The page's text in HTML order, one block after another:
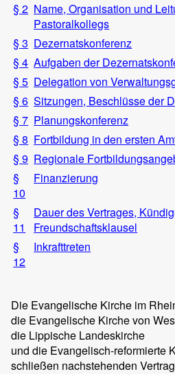
§ 2 Name, Organisation und
Pastoralkollegs
§ 3 Dezernatskonferenz
§ 4 Aufgaben der
§ 5 Delegation von
§ 6 Sitzungen, Beschlüsse der
§ 7 Planungskonferenz
§ 8 Fortbildung in den ersten
§ 9 Regionale
§
10
Finanzierung
§
11
Dauer des Vertrages,
Freundschaftsklausel
§
12
Inkrafttreten
Die Evangelische Kirche im
die Evangelische Kirche von
die Lippische Landeskirche
und die Evangelisch-reformierte
schließen nachstehenden